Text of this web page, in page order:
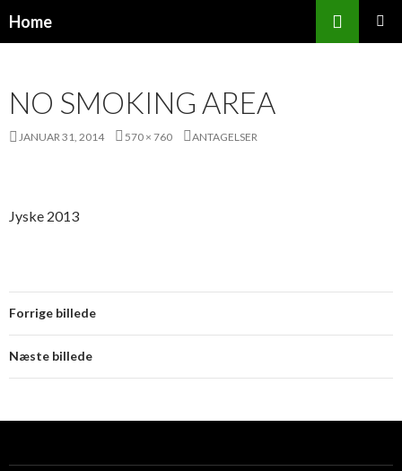
Home
NO SMOKING AREA
JANUAR 31, 2014 570 × 760 ANTAGELSER
Jyske 2013
Forrige billede
Næste billede